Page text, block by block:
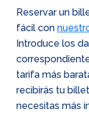
Reservar un
fácil con
Introduce los
tarifa más
recibirás tu
necesitas más